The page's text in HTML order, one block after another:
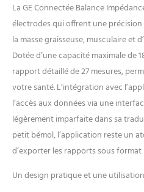
la
sur
La GE Connectée Balance
électrodes qui offrent une
la masse graisseuse, musculaire et
Dotée d’une capacité maximale
rapport détaillé de 27 mesures,
votre santé. L’intégration avec
l’accès aux données via une
légèrement imparfaite dans sa
petit bémol, l’application reste un
d’exporter les rapports sous format
Un design pratique et une